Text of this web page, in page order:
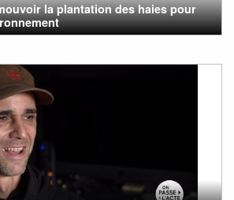
la plantation des haies pour